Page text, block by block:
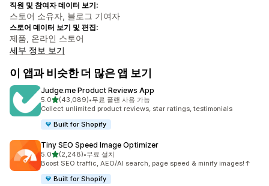
직원 및 참여자 데이터 보기:
스토어 소유자, 블로그 기여자
스토어 데이터 보기 및 편집:
제품, 온라인 스토어
세부 정보 보기
이 앱과 비슷한 더 많은 앱 보기
Judge.me Product Reviews App
5.0별 5개 중
(43,089)
총 리뷰 43089개
•무료 플랜 사용 가능
Collect unlimited product reviews, star ratings, testimonials
Built for Shopify
Tiny SEO Speed Image Optimizer
5.0별 5개 중
(2,248)
총 리뷰 2248개
•무료 설치
Boost SEO traffic, AEO/AI search, page speed & minify images!↑
Built for Shopify